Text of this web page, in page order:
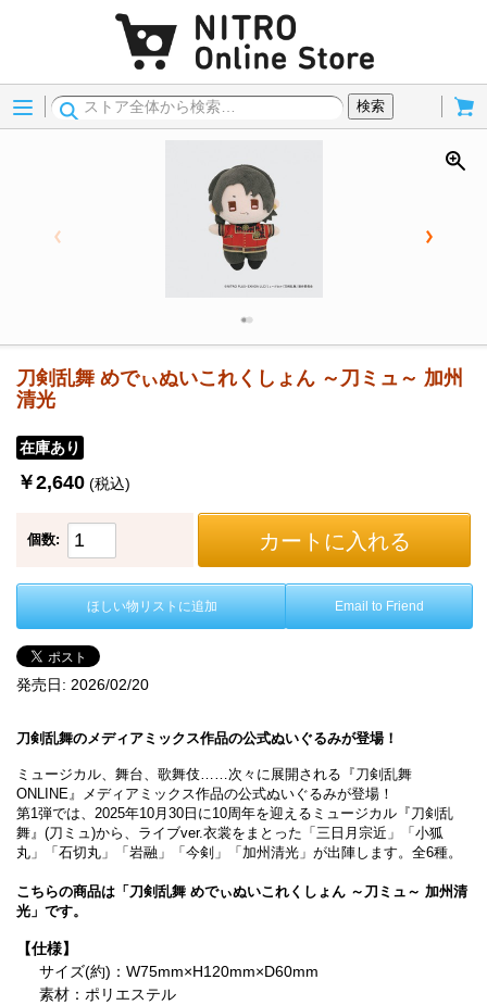
Menu
検索
刀剣乱舞 めでぃぬいこれくしょん ～刀ミュ～ 加州
清光
在庫あり
￥2,640 (税込)
個数: カートに入れる
ほしい物リストに追加 Email to Friend
発売日: 2026/02/20
刀剣乱舞のメディアミックス作品の公式ぬいぐるみが登場！
ミュージカル、舞台、歌舞伎……次々に展開される『刀剣乱舞
ONLINE』メディアミックス作品の公式ぬいぐるみが登場！
第1弾では、2025年10月30日に10周年を迎えるミュージカル『刀剣乱
舞』(刀ミュ)から、ライブver.衣裳をまとった「三日月宗近」「小狐
丸」「石切丸」「岩融」「今剣」「加州清光」が出陣します。全6種。
こちらの商品は「刀剣乱舞 めでぃぬいこれくしょん ～刀ミュ～ 加州清
光」です。
【仕様】
サイズ(約)：W75mm×H120mm×D60mm
素材：ポリエステル